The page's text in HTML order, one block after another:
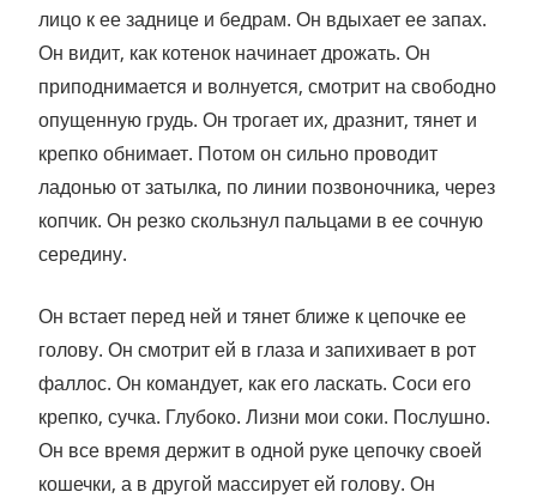
лицо к ее заднице и бедрам. Он вдыхает ее запах.
Он видит, как котенок начинает дрожать. Он
приподнимается и волнуется, смотрит на свободно
опущенную грудь. Он трогает их, дразнит, тянет и
крепко обнимает. Потом он сильно проводит
ладонью от затылка, по линии позвоночника, через
копчик. Он резко скользнул пальцами в ее сочную
середину.
Он встает перед ней и тянет ближе к цепочке ее
голову. Он смотрит ей в глаза и запихивает в рот
фаллос. Он командует, как его ласкать. Соси его
крепко, сучка. Глубоко. Лизни мои соки. Послушно.
Он все время держит в одной руке цепочку своей
кошечки, а в другой массирует ей голову. Он